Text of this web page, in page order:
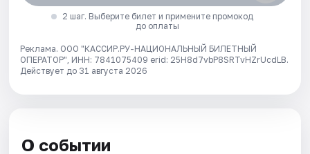
2 шаг. Выберите билет и примените промокод
до оплаты
Реклама. ООО "КАССИР.РУ-НАЦИОНАЛЬНЫЙ БИЛЕТНЫЙ
ОПЕРАТОР", ИНН: 7841075409 erid: 25H8d7vbP8SRTvHZrUcdLB.
Действует до 31 августа 2026
О событии